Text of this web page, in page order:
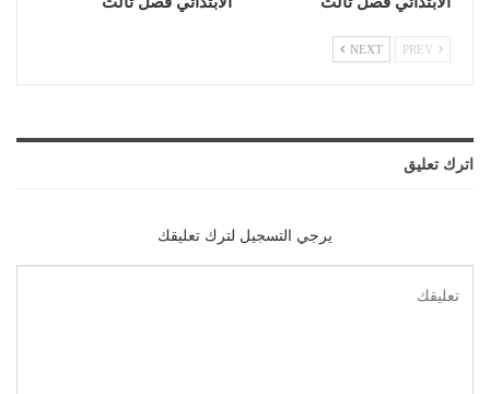
NEXT
اترك تعليق
يرجي التسجيل لترك تعليقك